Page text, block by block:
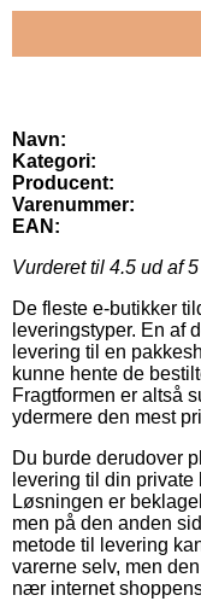
Navn:
Kategori:
Producent:
Varenummer:
EAN:
Vurderet til 4.5 ud af
De fleste e-butikker
leveringstyper. En af
levering til en
kunne hente de
Fragtformen er altså
ydermere den mest
Du burde derudover
levering til din
Løsningen er
men på den anden
metode til levering
varerne selv, men
nær internet